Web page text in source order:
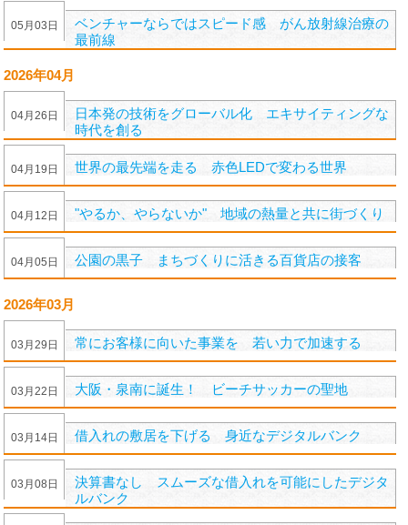
05 月 03 日
ベンチャーならではスピード感 がん放射線治療の
最前線
2026年04月
04月 26 日
日本発の技術をグローバル化 エキサイティングな
時代を創る
04月 19 日 世界の最先端を走る 赤色LEDで変わる世界
04月 12 日 "やるか、やらないか" 地域の熱量と共に街づくり
04月 05 日 公園の黒子 まちづくりに活きる百貨店の接客
2026年03月
03 月 29 日 常にお客様に向いた事業を 若い力で加速する
03 月 22 日 大阪・泉南に誕生！ ビーチサッカーの聖地
03 月 14日 借入れの敷居を下げる 身近なデジタルバンク
03 月 08 日
決算書なし スムーズな借入れを可能にしたデジタ
ルバンク